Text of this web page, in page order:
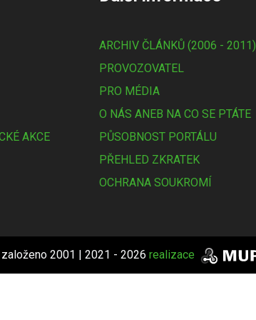
AKCE
ARCHIV ČLÁNKŮ (2006 - 2011)
PROVOZOVATEL
PRO MÉDIA
O NÁS ANEB NA CO SE PTÁTE
PŮSOBNOST PORTÁLU
PŘEHLED ZKRATEK
OCHRANA SOUKROMÍ
2001 | 2021 - 2026 realizace